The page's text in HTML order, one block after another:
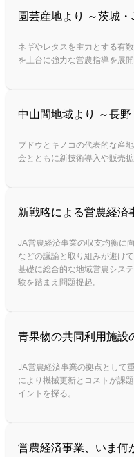
園芸産地より ～茨城
ネギやレタスを主力とする有
を土台に強力な営農指導を展開
中山間地域より ～長
ブドウとキノコの代表的な産
会とともに新技術導入や販売拡
新戦略による営農経済
JA営農経済事業の収支均衡に
などの議論と取り組みが避け
基礎に総合的な地域営農シス
験を踏まえ問題提起。
青果物の共同利用施設
JA営農経済事業の拠点として
により機械更新とコストが課
イントを探る。
営農経済事業、いま何